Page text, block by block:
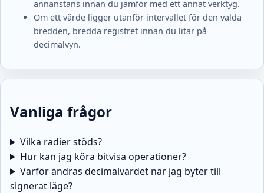
annanstans innan du jämför med ett annat verktyg.
Om ett värde ligger utanför intervallet för den valda
bredden, bredda registret innan du litar på
decimalvyn.
Vanliga frågor
Vilka radier stöds?
Hur kan jag köra bitvisa operationer?
Varför ändras decimalvärdet när jag byter till
signerat läge?